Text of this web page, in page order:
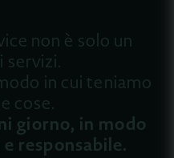
non è solo un
servizi.
in cui teniamo
cose.
giorno, in modo
responsabile.